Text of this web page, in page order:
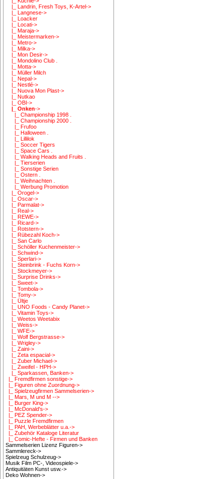
|_ Landrin, Fresh Toys, K-Artel->
|_ Langnese->
|_ Loacker
|_ Locati->
|_ Maraja->
|_ Meistermarken->
|_ Metro->
|_ Milka->
|_ Mon Desir->
|_ Mondolino Club .
|_ Motta->
|_ Müller Milch
|_ Nepal->
|_ Nestlé->
|_ Nuova Mon Plast->
|_ Nutkao
|_ OBI->
|_ Onken->
|_ Championship 1998 .
|_ Championship 2000 .
|_ Frufoo
|_ Halloween .
|_ Lillilok
|_ Soccer Tigers
|_ Space Cars .
|_ Walking Heads and Fruits .
|_ Tierserien
|_ Sonstige Serien
|_ Ostern .
|_ Weihnachten .
|_ Werbung Promotion
|_ Orogel->
|_ Oscar->
|_ Parmalat->
|_ Real->
|_ REWE->
|_ Ricard->
|_ Rotstern->
|_ Rübezahl Koch->
|_ San Carlo
|_ Schöller Kuchenmeister->
|_ Schwind->
|_ Sperlari->
|_ Steinbrink - Fuchs Korn->
|_ Stockmeyer->
|_ Surprise Drinks->
|_ Sweet->
|_ Tombola->
|_ Tomy->
|_ Ültje
|_ UNO Foods - Candy Planet->
|_ Vitamin Toys->
|_ Weetos Weetabix
|_ Weiss->
|_ WFE->
|_ Wolf Bergstrasse->
|_ Wrigley->
|_ Zaini->
|_ Zeta espacial->
|_ Zuber Michael->
|_ Zweifel - HPH->
|_ Sparkassen, Banken->
|_ Fremdfirmen sonstige->
|_ Figuren ohne Zuordnung->
|_ Spielzeugfirmen Sammelserien->
|_ Mars, M und M -->
|_ Burger King->
|_ McDonald's->
|_ PEZ Spender->
|_ Puzzle Fremdfirmen
|_ PAH, Werbeblätter u.a.->
|_ Zubehör Kataloge Literatur
|_ Comic-Hefte - Firmen und Banken
Sammelserien Lizenz Figuren->
Sammlereck->
Spielzeug Schulzeug->
Musik Film PC-, Videospiele->
Antiquitäten Kunst usw.->
Deko Wohnen->